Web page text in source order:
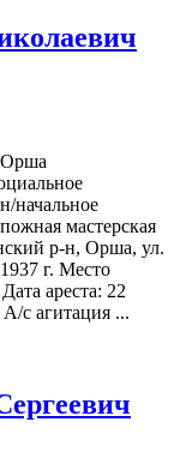
Орша
начальное
мастерская
р-н, Орша, ул.
г. Место
ареста: 22
с агитация ...